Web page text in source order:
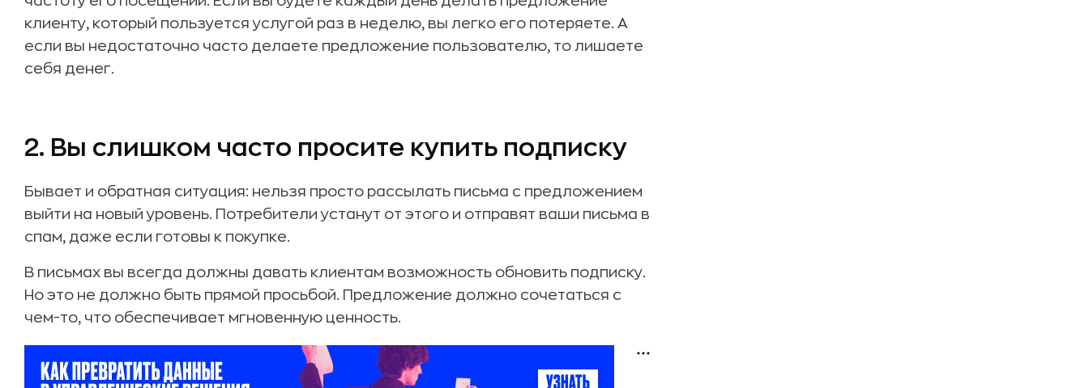
клиенту, который пользуется услугой раз в неделю, вы легко его потеряете. А
если вы недостаточно часто делаете предложение пользователю, то лишаете
себя денег.
2. Вы слишком часто просите купить подписку
Бывает и обратная ситуация: нельзя просто рассылать письма с предложением
выйти на новый уровень. Потребители устанут от этого и отправят ваши письма в
спам, даже если готовы к покупке.
В письмах вы всегда должны давать клиентам возможность обновить подписку.
Но это не должно быть прямой просьбой. Предложение должно сочетаться с
чем-то, что обеспечивает мгновенную ценность.